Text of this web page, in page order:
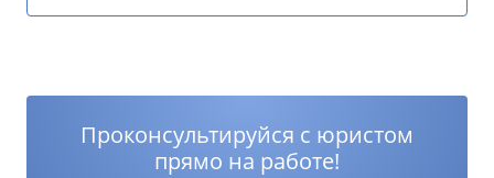
Проконсультируйся с юристом
прямо на работе!